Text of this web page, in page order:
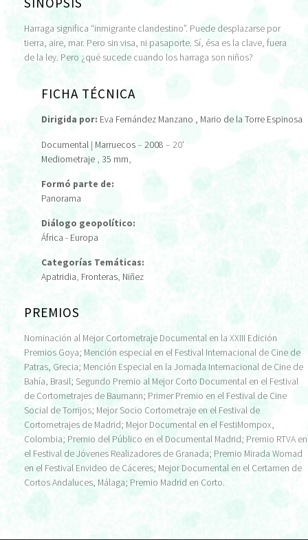
Harraga significa “inmigrante clandestino”. Puede desplazarse por
tierra, aire, mar. Pero sin visa, ni pasaporte. Sí, ésa es la clave, fuera
de la ley. Pero ¿qué sucede cuando los harraga son niños?
FICHA TÉCNICA
Dirigida por: Eva Fernández Manzano , Mario de la Torre Espinosa
Documental | Marruecos– 2008 – 20'
Mediometraje , 35 mm,
Formó parte de:
Panorama
Diálogo geopolítico:
África - Europa
Categorías Temáticas:
Apatridia, Fronteras, Niñez
PREMIOS
Nominación al Mejor Cortometraje Documental en la XXIII Edición
Premios Goya; Mención especial en el Festival Internacional de Cine de
Patras, Grecia; Mención Especial en la Jornada Internacional de Cine de
Bahía, Brasil; Segundo Premio al Mejor Corto Documental en el Festival
de Cortometrajes de Baumann; Primer Premio en el Festival de Cine
Social de Torrijos; Mejor Socio Cortometraje en el Festival de
Cortometrajes de Madrid; Mejor Documental en el FestiMompox,
Colombia; Premio del Público en el Documental Madrid; Premio RTVA en
el Festival de Jóvenes Realizadores de Granada; Premio Mirada Womad
en el Festival Envideo de Cáceres; Mejor Documental en el Certamen de
Cortos Andaluces, Málaga; Premio Madrid en Corto.